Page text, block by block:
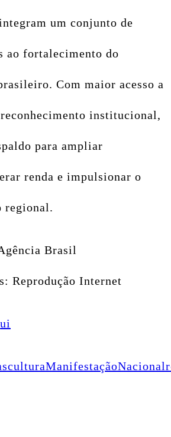
um conjunto de
ao fortalecimento do
Com maior acesso a
institucional,
para ampliar
renda e impulsionar o
regional.
Brasil
Reprodução Internet
culturaManifestaçãoNacional